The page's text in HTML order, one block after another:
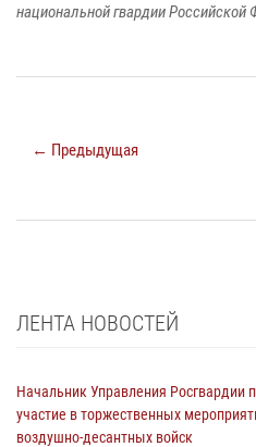
национальной гвардии
← Предыдущая
ЛЕНТА НОВОСТЕЙ
Начальник Управления Росгвардии
участие в торжественных
воздушно-десантных войск